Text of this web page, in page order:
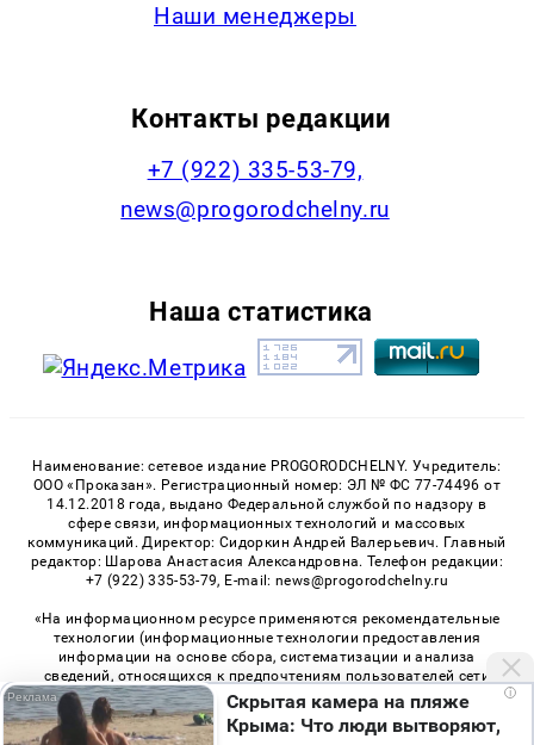
Наши менеджеры
Контакты редакции
+7 (922) 335-53-79,
news@progorodchelny.ru
Наша статистика
Наименование: сетевое издание PROGORODCHELNY. Учредитель:
ООО «Проказан». Регистрационный номер: ЭЛ № ФС 77-74496 от
14.12.2018 года, выдано Федеральной службой по надзору в
сфере связи, информационных технологий и массовых
коммуникаций. Директор: Сидоркин Андрей Валерьевич. Главный
редактор: Шарова Анастасия Александровна. Телефон редакции:
+7 (922) 335-53-79, E-mail: news@progorodchelny.ru
«На информационном ресурсе применяются рекомендательные
технологии (информационные технологии предоставления
информации на основе сбора, систематизации и анализа
сведений, относящихся к предпочтениям пользователей сети
«Интернет», находящихся на территории Российской
Федерации)». Правила применения рекомендательных
технологий в виджетах рекламно-обменной сети«СМИ2» (PDF),
i
Скрытая камера на пляже
Крыма: Что люди вытворяют,